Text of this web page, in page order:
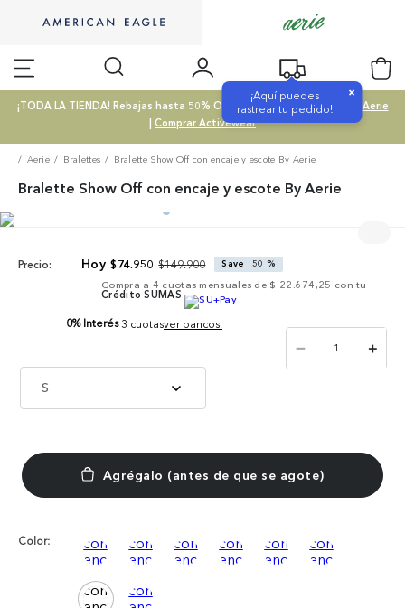
¡Aquí puedes
rastrear tu pedido!
×
¡TODA LA TIENDA! Rebajas hasta 50% OFF |Comprar SALE|Comprar Aerie
| Comprar Activewear
Aerie Bralettes Bralette Show Off con encaje y escote By Aerie
Bralette Show Off con encaje y escote By Aerie
Precio: $74.950 $149.900 Save 50 %
Compra a 4 cuotas mensuales de $ 22.674,25 con tu
Crédito SUMAS
0% Interés 3 cuotasver bancos.
S
＋
－
Color: